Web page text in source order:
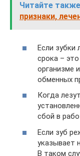
Читайте
признаки,
Если зубки
срока –
организме
обменных
Когда
сбой в
Если зуб
указывает
В таком